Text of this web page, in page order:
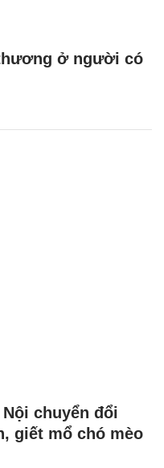
ở người có
chuyển đổi
giết mổ chó mèo